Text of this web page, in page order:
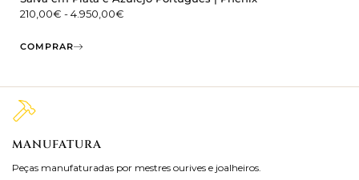
210,00€ -4.950,00€
COMPRAR
MANUFATURA
Peças manufaturadas por mestres ourives e joalheiros.